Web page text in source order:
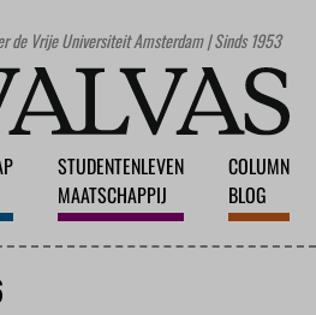
de Vrije Universiteit Amsterdam | Sinds 1953
STUDENTENLEVEN
MAATSCHAPPIJ
COLUMN
BLOG